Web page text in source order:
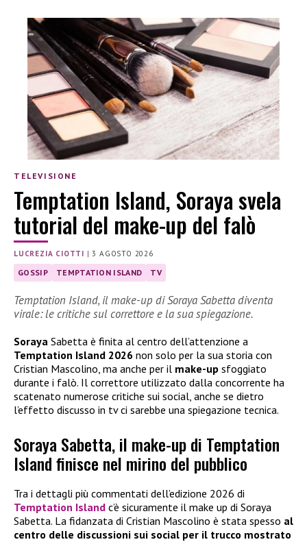
TELEVISIONE
Temptation Island, Soraya svela
tutorial del make-up del falò
LUCREZIA CIOTTI |3 AGOSTO 2026
GOSSIP TEMPTATION ISLAND TV
Temptation Island, il make-up di Soraya Sabetta diventa
virale: le critiche sul correttore e la sua spiegazione.
Soraya Sabetta è finita al centro dell’attenzione a
Temptation Island 2026 non solo per la sua storia con
Cristian Mascolino, ma anche per il make-up sfoggiato
durante i falò. Il correttore utilizzato dalla concorrente ha
scatenato numerose critiche sui social, anche se dietro
l’effetto discusso in tv ci sarebbe una spiegazione tecnica.
Soraya Sabetta, il make-up di Temptation
Island finisce nel mirino del pubblico
Tra i dettagli più commentati dell’edizione 2026 di
Temptation Island c’è sicuramente il make up di Soraya
Sabetta. La fidanzata di Cristian Mascolino è stata spesso al
centro delle discussioni sui social per il trucco mostrato